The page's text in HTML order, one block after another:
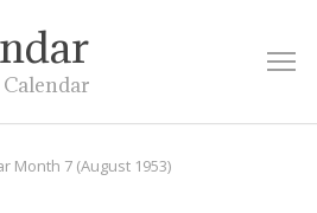
Month 7 (August 1953)